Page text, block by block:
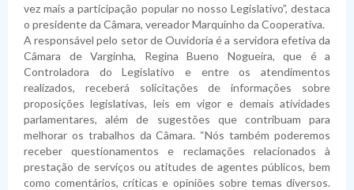
vez mais a participação popular no nosso Legislativo”, destaca
o presidente da Câmara, vereador Marquinho da Cooperativa.
A responsável pelo setor de Ouvidoria é a servidora efetiva da
Câmara de Varginha, Regina Bueno Nogueira, que é a
Controladora do Legislativo e entre os atendimentos
realizados, receberá solicitações de informações sobre
proposições legislativas, leis em vigor e demais atividades
parlamentares, além de sugestões que contribuam para
melhorar os trabalhos da Câmara. “Nós também poderemos
receber questionamentos e reclamações relacionados à
prestação de serviços ou atitudes de agentes públicos, bem
como comentários, críticas e opiniões sobre temas diversos.